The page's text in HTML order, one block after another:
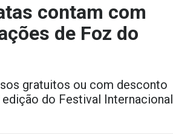
contam com
de Foz do
gratuitos ou com desconto
do Festival Internacional